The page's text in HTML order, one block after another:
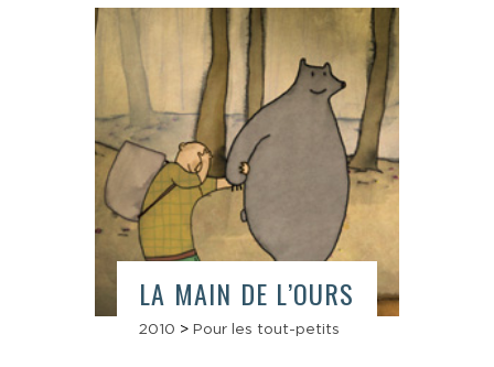
LA MAIN DE L’OURS
2010 >Pour les tout-petits